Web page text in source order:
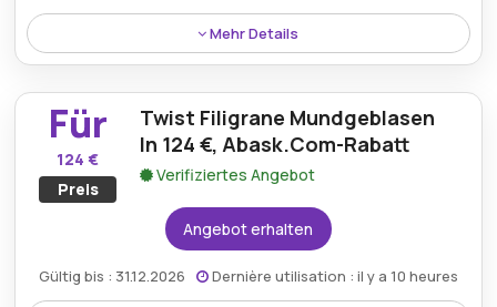
Mehr Details
Ein Aktionscode bietet 10 % Rabatt auf ausgewählte
Artikel und erleichtert so den Genuss hochwertiger
Einkäufe.
Für
124 €
Preis
Twist Filigrane Mundgeblasen
In 124 €, Abask.Com-Rabatt
Verifiziertes Angebot
Angebot erhalten
Gültig bis : 31.12.2026 Dernière utilisation : il y a 10 heures